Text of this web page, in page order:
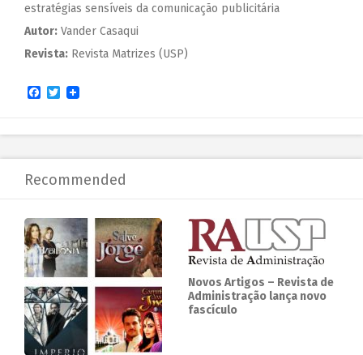
estratégias sensíveis da comunicação publicitária
Autor: Vander Casaqui
Revista: Revista Matrizes (USP)
Facebook
Twitter
Recommended
Novos Artigos – Revista de
Administração lança novo
fascículo